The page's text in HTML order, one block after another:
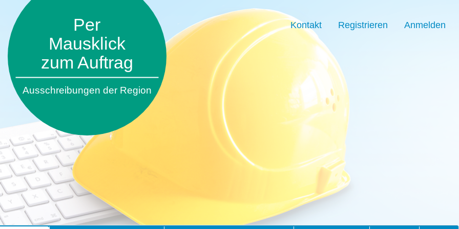
Per
Mausklick
zum Auftrag
Ausschreibungen der Region
Kontakt Registrieren Anmelden